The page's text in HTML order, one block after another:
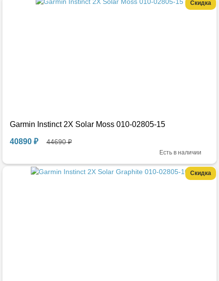
Скидка
Garmin Instinct 2X Solar Moss 010-02805-15
Есть в наличии
40890 ₽ 44690 ₽
Скидка